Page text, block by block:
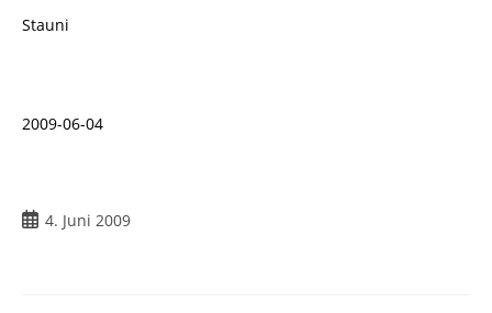
Stauni
2009-06-04
Beitrag4. Juni 2009